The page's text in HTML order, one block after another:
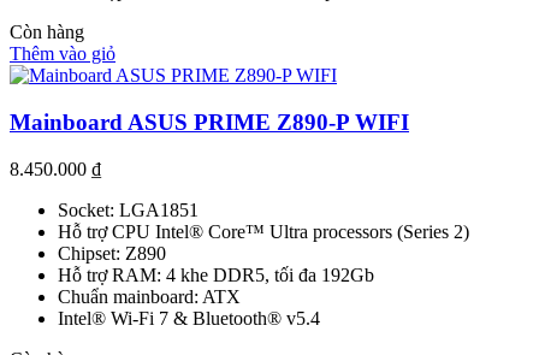
Còn hàng
Thêm vào giỏ
Mainboard ASUS PRIME Z890-P WIFI
8.450.000 ₫
Socket: LGA1851
Hỗ trợ CPU Intel® Core™ Ultra processors (Series 2)
Chipset: Z890
Hỗ trợ RAM: 4 khe DDR5, tối đa 192Gb
Chuẩn mainboard: ATX
Intel® Wi-Fi 7 & Bluetooth® v5.4